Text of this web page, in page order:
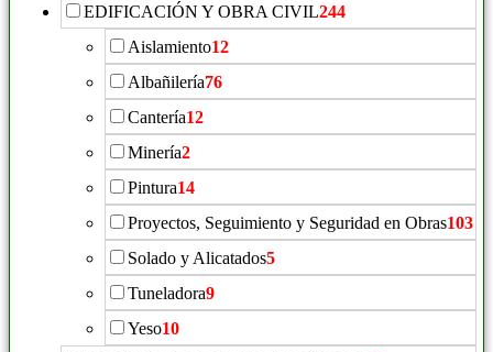
EDIFICACIÓN Y OBRA CIVIL244
Aislamiento12
Albañilería76
Cantería12
Minería2
Pintura14
Proyectos, Seguimiento y Seguridad en Obras103
Solado y Alicatados5
Tuneladora9
Yeso10